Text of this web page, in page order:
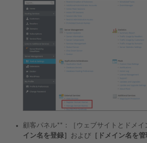
顧客パネル**：［ウェブサイトとドメイ
イン名を登録］ および ［ドメイン名を管